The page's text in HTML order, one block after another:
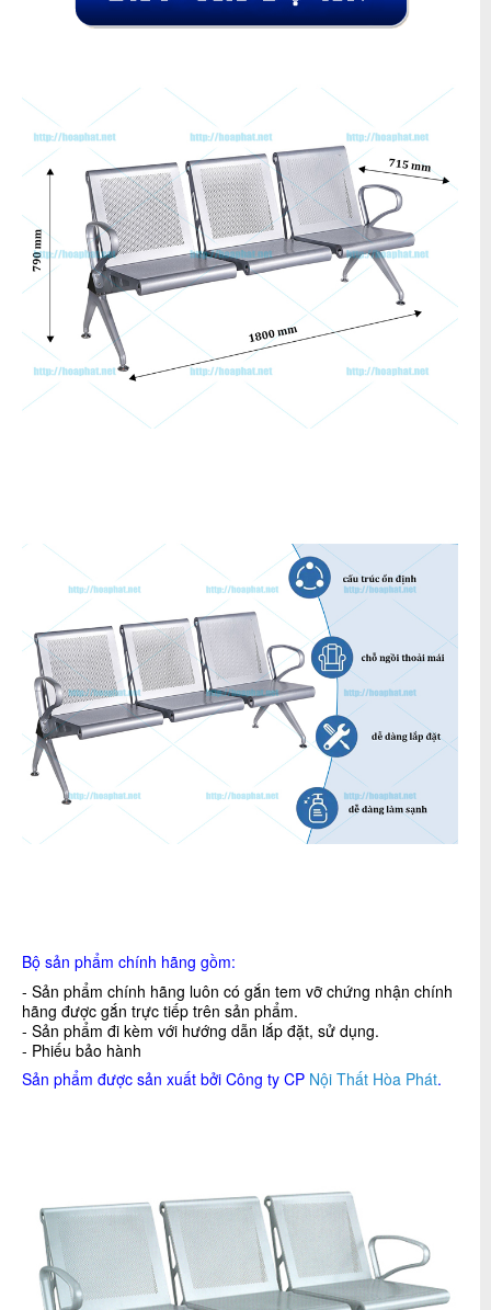
Bộ sản phẩm chính hãng gồm:
- Sản phẩm chính hãng luôn có gắn tem vỡ chứng nhận chính
hãng được gắn trực tiếp trên sản phẩm.
- Sản phẩm đi kèm với hướng dẫn lắp đặt, sử dụng.
- Phiếu bảo hành
Sản phẩm được sản xuất bởi Công ty CP Nội Thất Hòa Phát.